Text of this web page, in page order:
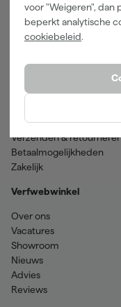
voor "Weigeren", dan
beperkt analytische
cookiebeleid.
Schildersbenodigdheden
Gereedschappen
Grondverf en primer
Hulp & contact
Klantenservice
Verzenden &
Betaalmogelijkheden
Zakelijk
Verfwebwinkel
Over ons
Vacatures
Showroom
Nieuws
Advies
Reviews